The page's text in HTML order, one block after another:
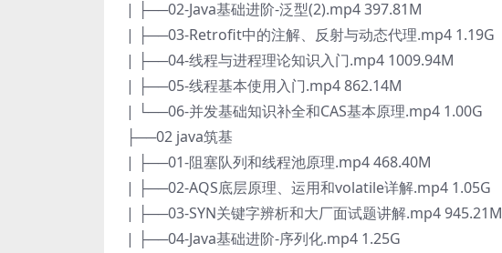
| ├──02-Java基础进阶-泛型(2).mp4 397.81M
| ├──03-Retrofit中的注解、反射与动态代理.mp4 1.19G
| ├──04-线程与进程理论知识入门.mp4 1009.94M
| ├──05-线程基本使用入门.mp4 862.14M
| └──06-并发基础知识补全和CAS基本原理.mp4 1.00G
├──02 java筑基
| ├──01-阻塞队列和线程池原理.mp4 468.40M
| ├──02-AQS底层原理、运用和volatile详解.mp4 1.05G
| ├──03-SYN关键字辨析和大厂面试题讲解.mp4 945.21M
| ├──04-Java基础进阶-序列化.mp4 1.25G